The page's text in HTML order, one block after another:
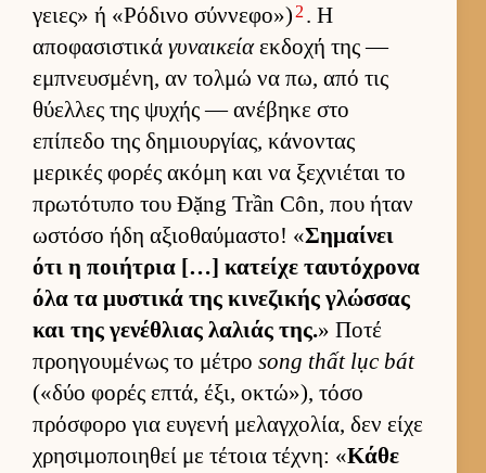
γειες» ή «Ρόδινο σύν­νεφο») 2 . Η
αποφασιστικά γυναικείαεκ­δοχή της —
εμπνευ­σμένη, αν τολμώ να πω, από τις
θύελ­λες της ψυχής — ανέβηκε στο
επίπεδο της δημιουρ­γίας, κάνοντας
μερικές φορές ακόμη και να ξεχνιέται το
πρωτότυπο του Đặng Trần Côn, που ήταν
ωστόσο ήδη αξιο­θαύ­μαστο! «Σημαί­νει
ότι η ποι­ήτρια […] κατείχε ταυ­τόχρονα
όλα τα μυστικά της κινεζικής γλώσ­σας
και της γενέθλιας λαλιάς της.» Ποτέ
προη­γου­μένως το μέτρο song thất lục bát
(«δύο φορές επτά, έξι, οκτώ»), τόσο
πρόσφορο για ευ­γενή μελαγ­χολία, δεν είχε
χρησιμοποι­ηθεί με τέτοια τέχνη: «Κάθε